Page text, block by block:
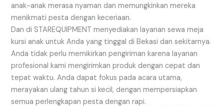
anak-anak merasa nyaman dan memungkinkan mereka
menikmati pesta dengan keceriaan.
Dan di STAREQUIPMENT menyediakan layanan sewa meja
kursi anak untuk Anda yang tinggal di Bekasi dan sekitarnya.
Anda tidak perlu memikirkan pengiriman karena layanan
profesional kami mengirimkan produk dengan cepat dan
tepat waktu. Anda dapat fokus pada acara utama,
merayakan ulang tahun si kecil, dengan mempersiapkan
semua perlengkapan pesta dengan rapi.